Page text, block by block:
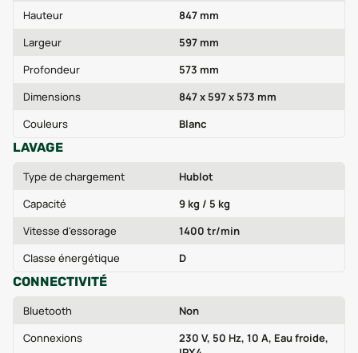
Hauteur
847 mm
Largeur
597 mm
Profondeur
573 mm
Dimensions
847 x 597 x 573 mm
Couleurs
Blanc
LAVAGE
Type de chargement
Hublot
Capacité
9 kg / 5 kg
Vitesse d'essorage
1400 tr/min
Classe énergétique
D
CONNECTIVITÉ
Bluetooth
Non
Connexions
230 V, 50 Hz, 10 A, Eau froide,